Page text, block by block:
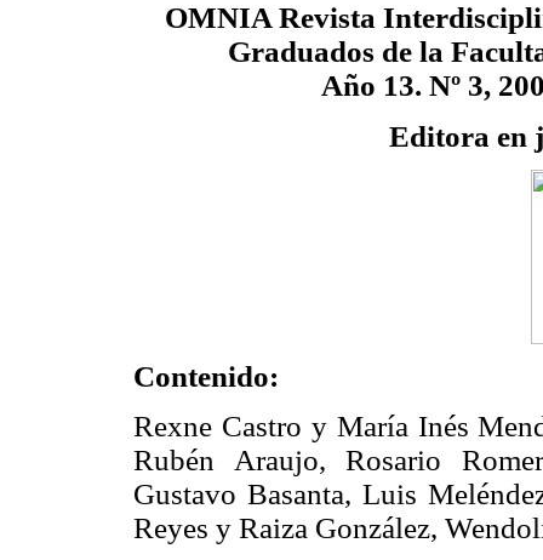
OMNIA Revista
Graduados de la
Año 13. Nº 3,
Editora en
Contenido:
Rexne Castro y María Inés
Rubén Araujo, Rosario
Gustavo Basanta, Luis
Reyes y Raiza González,